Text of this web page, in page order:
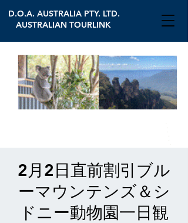
D.O.A. AUSTRALIA PTY. LTD.
AUSTRALIAN TOURLINK
2月2日直前割引ブル
ーマウンテンズ＆シ
ドニー動物園一日観